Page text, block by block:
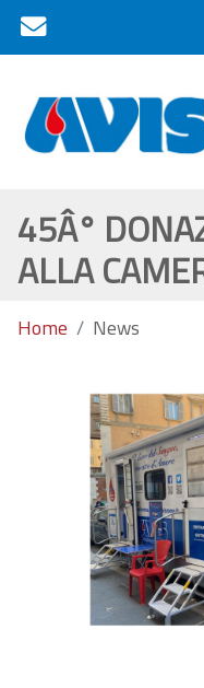
45Â°
ALLA
Home News